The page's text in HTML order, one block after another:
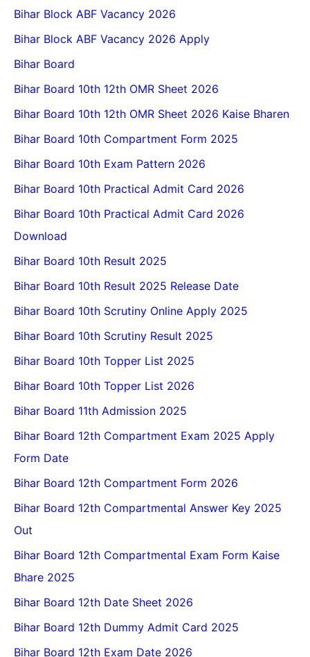
Bihar Block ABF Vacancy 2026
Bihar Block ABF Vacancy 2026 Apply
Bihar Board
Bihar Board 10th 12th OMR Sheet 2026
Bihar Board 10th 12th OMR Sheet 2026 Kaise Bharen
Bihar Board 10th Compartment Form 2025
Bihar Board 10th Exam Pattern 2026
Bihar Board 10th Practical Admit Card 2026
Bihar Board 10th Practical Admit Card 2026
Download
Bihar Board 10th Result 2025
Bihar Board 10th Result 2025 Release Date
Bihar Board 10th Scrutiny Online Apply 2025
Bihar Board 10th Scrutiny Result 2025
Bihar Board 10th Topper List 2025
Bihar Board 10th Topper List 2026
Bihar Board 11th Admission 2025
Bihar Board 12th Compartment Exam 2025 Apply
Form Date
Bihar Board 12th Compartment Form 2026
Bihar Board 12th Compartmental Answer Key 2025
Out
Bihar Board 12th Compartmental Exam Form Kaise
Bhare 2025
Bihar Board 12th Date Sheet 2026
Bihar Board 12th Dummy Admit Card 2025
Bihar Board 12th Exam Date 2026